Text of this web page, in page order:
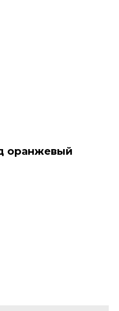
оранжевый